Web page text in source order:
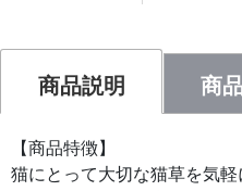
商品説明 商
【商品特徴】
猫にとって大切な猫草を気